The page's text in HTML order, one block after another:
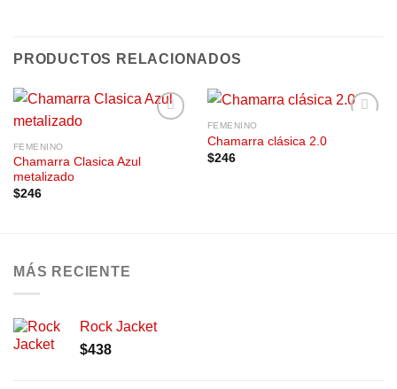
PRODUCTOS RELACIONADOS
FEMENINO
Chamarra Clasica Azul
metalizado
$246
FEMENINO
Chamarra clásica 2.0
$246
MÁS RECIENTE
Rock Jacket
$438